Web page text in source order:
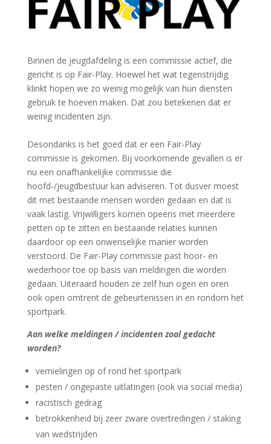
Binnen de jeugdafdeling is een commissie actief, die
gericht is op Fair-Play. Hoewel het wat tegenstrijdig
klinkt hopen we zo weinig mogelijk van hun diensten
gebruik te hoeven maken. Dat zou betekenen dat er
weinig incidenten zijn.
Desondanks is het goed dat er een Fair-Play
commissie is gekomen. Bij voorkomende gevallen is er
nu een onafhankelijke commissie die
hoofd-/jeugdbestuur kan adviseren. Tot dusver moest
dit met bestaande mensen worden gedaan en dat is
vaak lastig. Vrijwilligers komen opeens met meerdere
petten op te zitten en bestaande relaties kunnen
daardoor op een onwenselijke manier worden
verstoord. De Fair-Play commissie past hoor- en
wederhoor toe op basis van meldingen die worden
gedaan. Uiteraard houden ze zelf hun ogen en oren
ook open omtrent de gebeurtenissen in en rondom het
sportpark.
Aan welke meldingen / incidenten zoal gedacht
worden?
vernielingen op of rond het sportpark
pesten / ongepaste uitlatingen (ook via social media)
racistisch gedrag
betrokkenheid bij zeer zware overtredingen / staking
van wedstrijden